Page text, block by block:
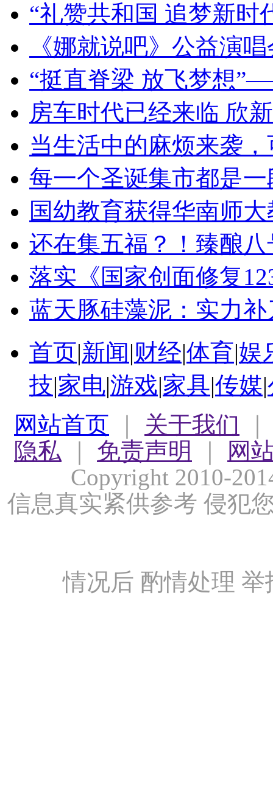
“礼赞共和国 追梦新时
《娜就说吧》公益演
“挺直脊梁 放飞梦想
房车时代已经来临 欣
当生活中的麻烦来袭
每一个圣诞集市都是
国幼教育获得华南师
还在集五福？！臻酿
落实《国家创面修复
蓝天豚硅藻泥：实力
首页|新闻|财经|体育|娱
技|家电|游戏|家具|传媒|
网站首页
关于我们
隐私
免责声明
网
Copyright 2010-
信息真实紧供参考 侵犯
情况后 酌情处理 举